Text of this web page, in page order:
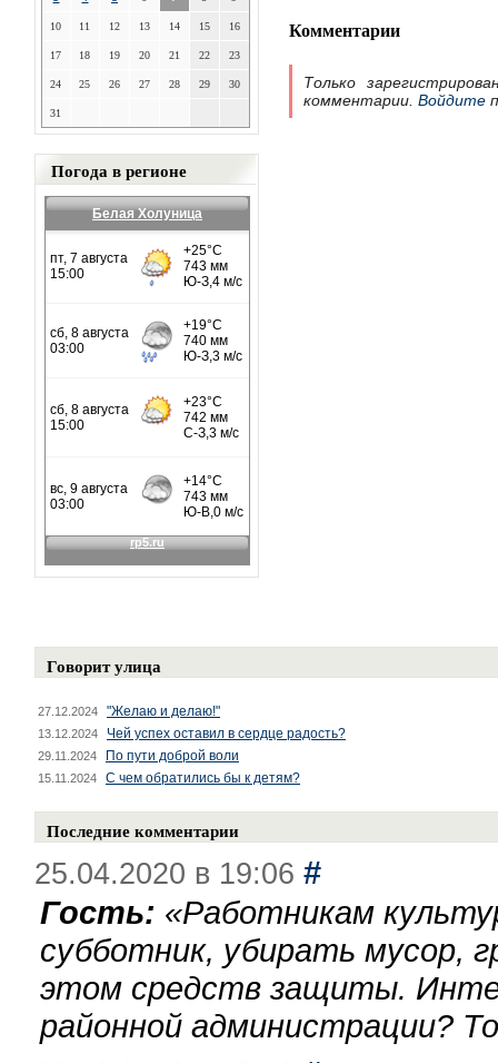
10 11 12 13 14 15 16
17 18 19 20 21 22 23
24 25 26 27 28 29 30
31
Погода в регионе
Белая Холуница
Комментарии
Только
комментарии. Войдите
Говорит улица
27.12.2024 "Желаю и делаю!"
13.12.2024 Чей успех оставил в сердце радость?
29.11.2024 По пути доброй воли
15.11.2024 С чем обратились бы к детям?
Последние комментарии
25.04.2020 в 19:06 #
Гость: «Работникам
субботник, убирать мусор,
этом средств защиты.
районной администрации?